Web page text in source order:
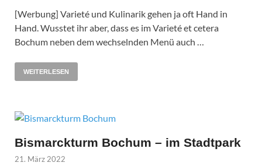
[Werbung] Varieté und Kulinarik gehen ja oft Hand in
Hand. Wusstet ihr aber, dass es im Varieté et cetera
Bochum neben dem wechselnden Menü auch …
WEITERLESEN
Bismarckturm Bochum – im Stadtpark
21. März 2022